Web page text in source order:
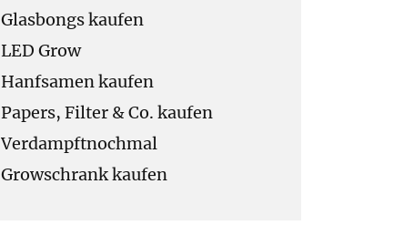
Glasbongs kaufen
LED Grow
Hanfsamen kaufen
Papers, Filter & Co. kaufen
Verdampftnochmal
Growschrank kaufen